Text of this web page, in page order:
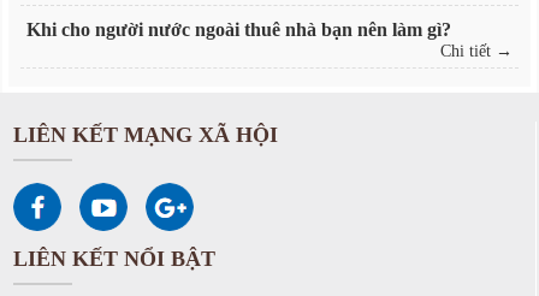
Khi cho người nước ngoài thuê nhà bạn nên làm gì?
Chi tiết →
LIÊN KẾT MẠNG XÃ HỘI
LIÊN KẾT NỔI BẬT